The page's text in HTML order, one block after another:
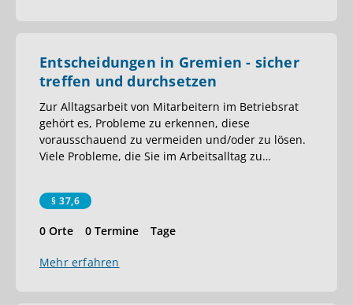
Entscheidungen in Gremien - sicher
treffen und durchsetzen
Zur Alltagsarbeit von Mitarbeitern im Betriebsrat
gehört es, Probleme zu erkennen, diese
vorausschauend zu vermeiden und/oder zu lösen.
Viele Probleme, die Sie im Arbeitsalltag zu…
§ 37,6
0 Orte 0 Termine Tage
Mehr erfahren